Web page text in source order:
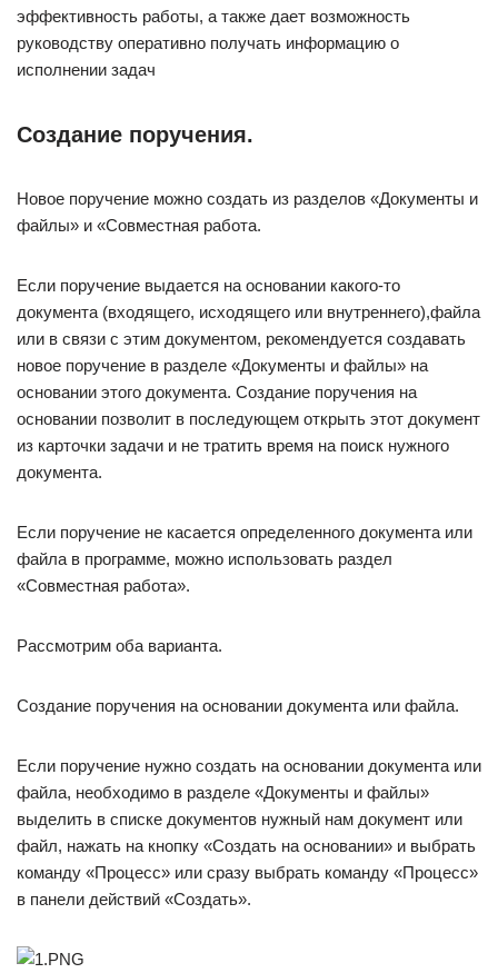
эффективность работы, а также дает возможность
руководству оперативно получать информацию о
исполнении задач
Создание поручения.
Новое поручение можно создать из разделов «Документы и
файлы» и «Совместная работа.
Если поручение выдается на основании какого-то
документа (входящего, исходящего или внутреннего),файла
или в связи с этим документом, рекомендуется создавать
новое поручение в разделе «Документы и файлы» на
основании этого документа. Создание поручения на
основании позволит в последующем открыть этот документ
из карточки задачи и не тратить время на поиск нужного
документа.
Если поручение не касается определенного документа или
файла в программе, можно использовать раздел
«Совместная работа».
Рассмотрим оба варианта.
Создание поручения на основании документа или файла.
Если поручение нужно создать на основании документа или
файла, необходимо в разделе «Документы и файлы»
выделить в списке документов нужный нам документ или
файл, нажать на кнопку «Создать на основании» и выбрать
команду «Процесс» или сразу выбрать команду «Процесс»
в панели действий «Создать».